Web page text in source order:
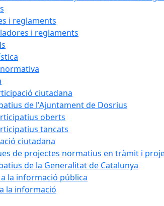
i reglaments
i reglaments
ciutadana
de l'Ajuntament de Dosrius
oberts
tancats
ciutadana
de projectes normatius en tràmit i
de la Generalitat de Catalunya
la informació pública
la informació